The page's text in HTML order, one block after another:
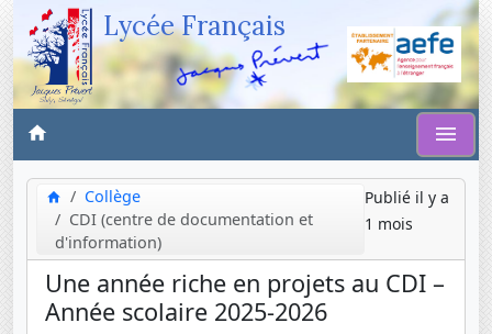
Lycée Français
Collège
CDI (centre de documentation et
d'information)
Publié il y a
1 mois
Une année riche en projets au CDI –
Année scolaire 2025-2026